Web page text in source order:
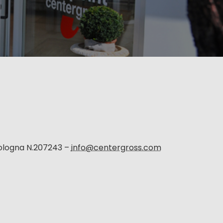
N.207243 –info@centergross.com